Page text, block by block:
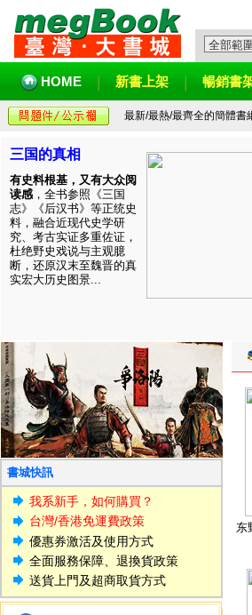
HOME 新書上架 暢銷書
最新/最熱/最齊全的簡體書
三国的真相
有史料根基，又有大众阅
读感 ，全书参照《三国
志》《后汉书》等正统史
料，融合近现代史学研
究、考古实证多重佐证，
杜绝野史戏说与主观臆
断，还原汉末至魏晋的真
实宏大历史图景...
書城快訊
我系新手，如何購買？
台灣/香港免運費政策
優惠券激活及使用方式
全面服務保障、退換貨政策
送貨上門及超商取貨方式
东